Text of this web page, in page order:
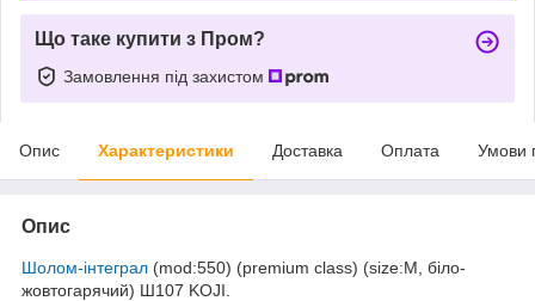
Що таке купити з Пром?
Замовлення під захистом
Опис Характеристики Доставка Оплата Умови
Опис
Шолом-інтеграл (mod:550) (premium class) (size:M, біло-
жовтогарячий) Ш107 KOJI.